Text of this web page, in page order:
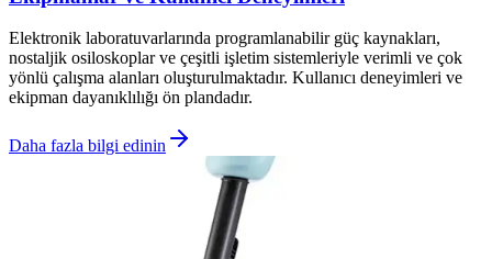
Elektronik laboratuvarlarında programlanabilir güç kaynakları,
nostaljik osiloskoplar ve çeşitli işletim sistemleriyle verimli ve çok
yönlü çalışma alanları oluşturulmaktadır. Kullanıcı deneyimleri ve
ekipman dayanıklılığı ön plandadır.
Daha fazla bilgi edinin